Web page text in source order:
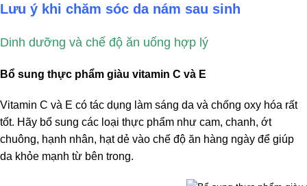
Lưu ý khi chăm sóc da nám sau sinh
Dinh dưỡng và chế độ ăn uống hợp lý
Bổ sung thực phẩm giàu vitamin C và E
Vitamin C và E có tác dụng làm sáng da và chống oxy hóa rất
tốt. Hãy bổ sung các loại thực phẩm như cam, chanh, ớt
chuông, hạnh nhân, hạt dẻ vào chế độ ăn hàng ngày để giúp
da khỏe mạnh từ bên trong.